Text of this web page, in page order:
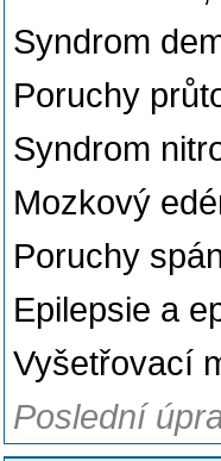
Syndrom
Poruchy
Syndrom
Mozkový
Poruchy
Epilepsie a
Vyšetřovací
Poslední